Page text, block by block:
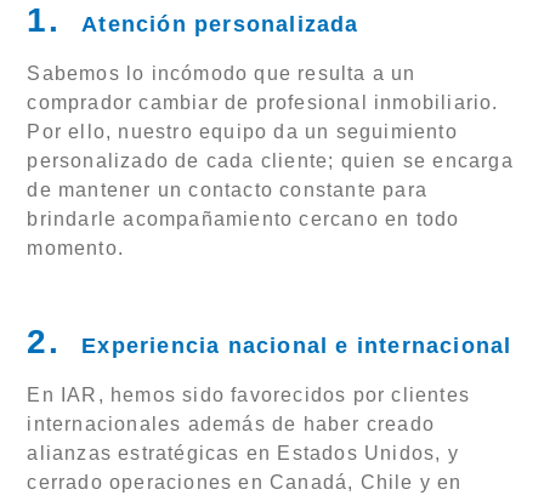
1. Atención personalizada
Sabemos lo incómodo que resulta a un
comprador cambiar de profesional inmobiliario.
Por ello, nuestro equipo da un seguimiento
personalizado de cada cliente; quien se encarga
de mantener un contacto constante para
brindarle acompañamiento cercano en todo
momento.
2. Experiencia nacional e internacional
En IAR, hemos sido favorecidos por clientes
internacionales además de haber creado
alianzas estratégicas en Estados Unidos, y
cerrado operaciones en Canadá, Chile y en